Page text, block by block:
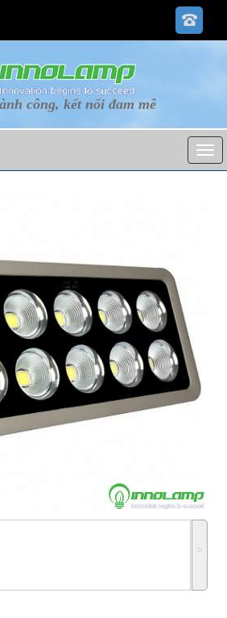
công, kết nối đam mê
p
˃